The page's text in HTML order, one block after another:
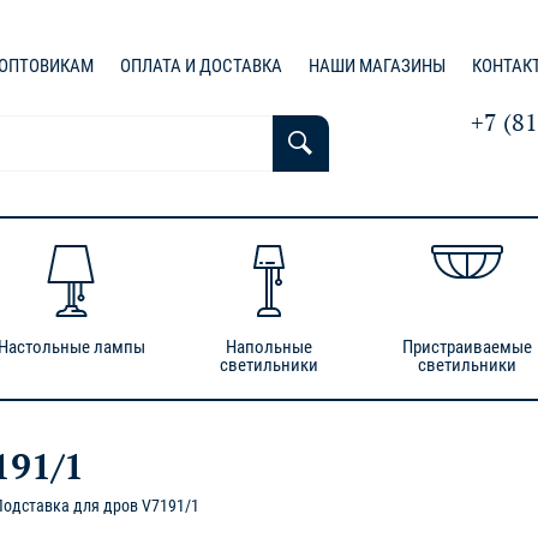
ОПЛАТА И ДОСТАВКА НАШИ МАГАЗИНЫ
+7
лампы
Напольные
светильники
Пристраиваемые
светильники
1
для дров V7191/1